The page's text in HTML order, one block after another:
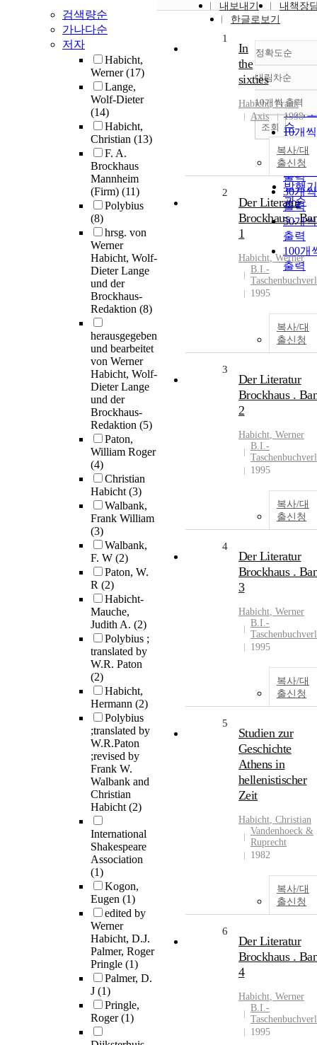
검색량순
가나다순
저자
Habicht,
Werner(17)
Lange,
Wolf-Dieter
(14)
Habicht,
Christian (13)
F. A.
Brockhaus
Mannheim
(Firm) (11)
Polybius
(8)
hrsg. von
Werner
Habicht, Wolf-
Dieter Lange
und der
Brockhaus-
Redaktion (8)
herausgegeben
und bearbeitet
von Werner
Habicht, Wolf-
Dieter Lange
und der
Brockhaus-
Redaktion (5)
Paton,
William Roger
(4)
Christian
Habicht(3)
Walbank,
Frank William
(3)
Walbank,
F. W (2)
Paton, W.
R (2)
Habicht-
Mauche,
Judith A. (2)
Polybius ;
translated by
W.R. Paton
(2)
Habicht,
Hermann (2)
Polybius
;translated by
W.R.Paton
;revised by
Frank W.
Walbank and
Christian
Habicht(2)
International
Shakespeare
Association
(1)
Kogon,
Eugen (1)
edited by
Werner
Habicht, D.J.
Palmer, Roger
Pringle (1)
Palmer, D.
J (1)
Pringle,
Roger(1)
내보내기
내책장
한글로보기
정확도순
정확도
순
인기도
순
제목순
발행기
관순
내림차순
내림
10개씩 출력
10개씩
출력
20개씩
출력
30개씩
출력
50개씩
출력
100개
출력
조회
1
In
the
sixties
Habicht, Frank
Axis
1998
복사/대
출신청
2
Der Literatur
Brockhaus .
1
Habicht, Werner
B.I.-
1995
복사/대
출신청
3
Der Literatur
Brockhaus .
2
Habicht, Werner
B.I.-
1995
복사/대
출신청
4
Der Literatur
Brockhaus .
3
Habicht, Werner
B.I.-
1995
복사/대
출신청
5
Studien zur
Geschichte
Athens in
hellenistischer
Zeit
Habicht, Christian
Vandenhoeck &
Ruprecht
1982
복사/대
출신청
6
Der Literatur
Brockhaus .
4
Habicht, Werner
B.I.-
1995